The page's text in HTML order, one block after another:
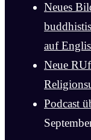
Neues
auf
Neue
Podcast